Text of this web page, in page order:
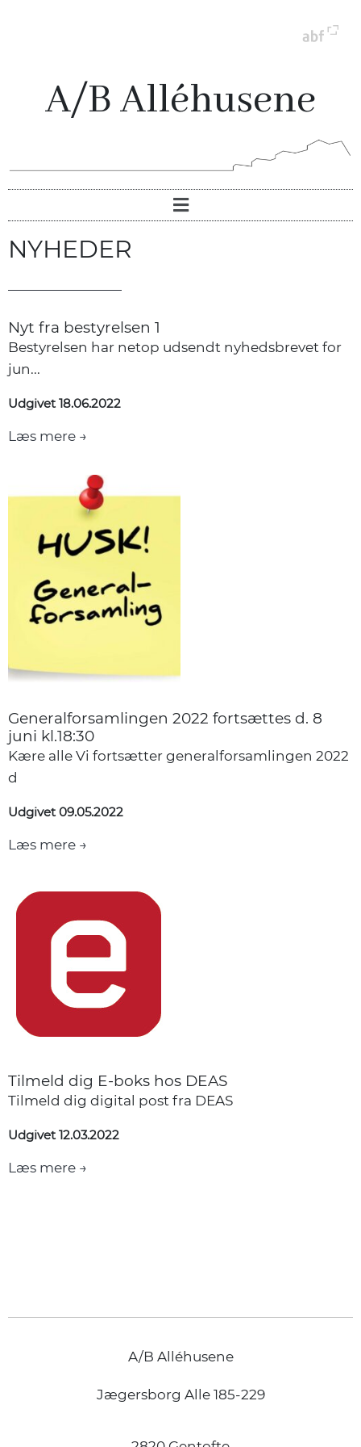
A/B Alléhusene
NYHEDER
Nyt fra bestyrelsen 1
Bestyrelsen har netop udsendt nyhedsbrevet for
jun...
Udgivet 18.06.2022
Læs mere →
Generalforsamlingen 2022 fortsættes d. 8
juni kl.18:30
Kære alle Vi fortsætter generalforsamlingen 2022
d
Udgivet 09.05.2022
Læs mere →
Tilmeld dig E-boks hos DEAS
Tilmeld dig digital post fra DEAS
Udgivet 12.03.2022
Læs mere →
A/B Alléhusene
Jægersborg Alle 185-229